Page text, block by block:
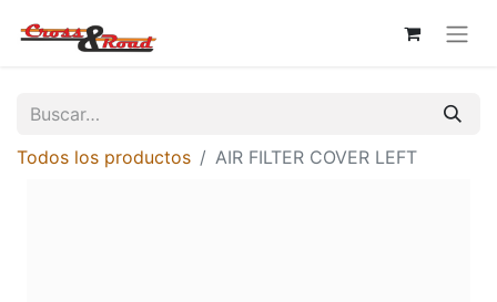
Todos los productos AIR FILTER COVER LEFT